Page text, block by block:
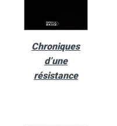
Chroniques
d’une
résistance